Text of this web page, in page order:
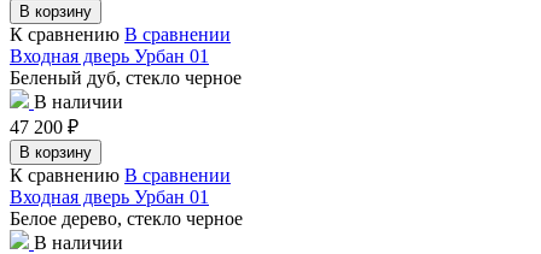
В корзину
К сравнению В сравнении
Входная дверь Урбан 01
Беленый дуб, стекло черное
В наличии
47 200 ₽
В корзину
К сравнению В сравнении
Входная дверь Урбан 01
Белое дерево, стекло черное
В наличии